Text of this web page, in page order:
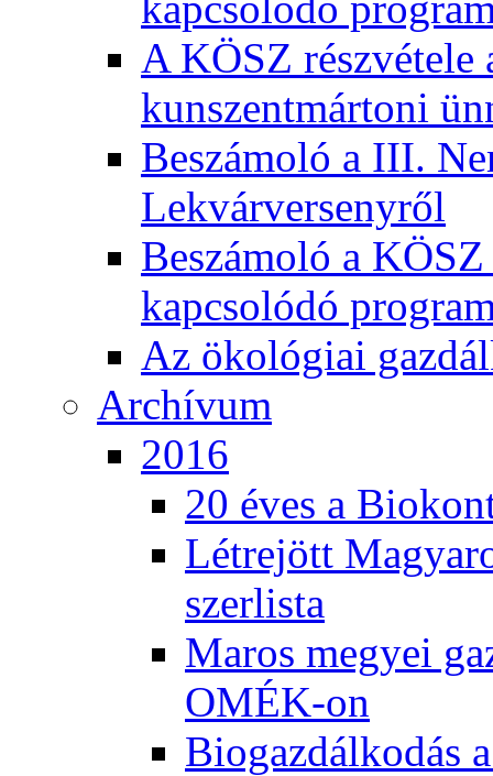
A KÖSZ részvétele
kunszentmártoni
Beszámoló a III.
Lekvárversenyről
Beszámoló a
kapcsolódó
Az ökológiai
Archívum
2016
20 éves a
Létrejött
szerlista
Maros megyei
OMÉK-on
Biogazdálkodás